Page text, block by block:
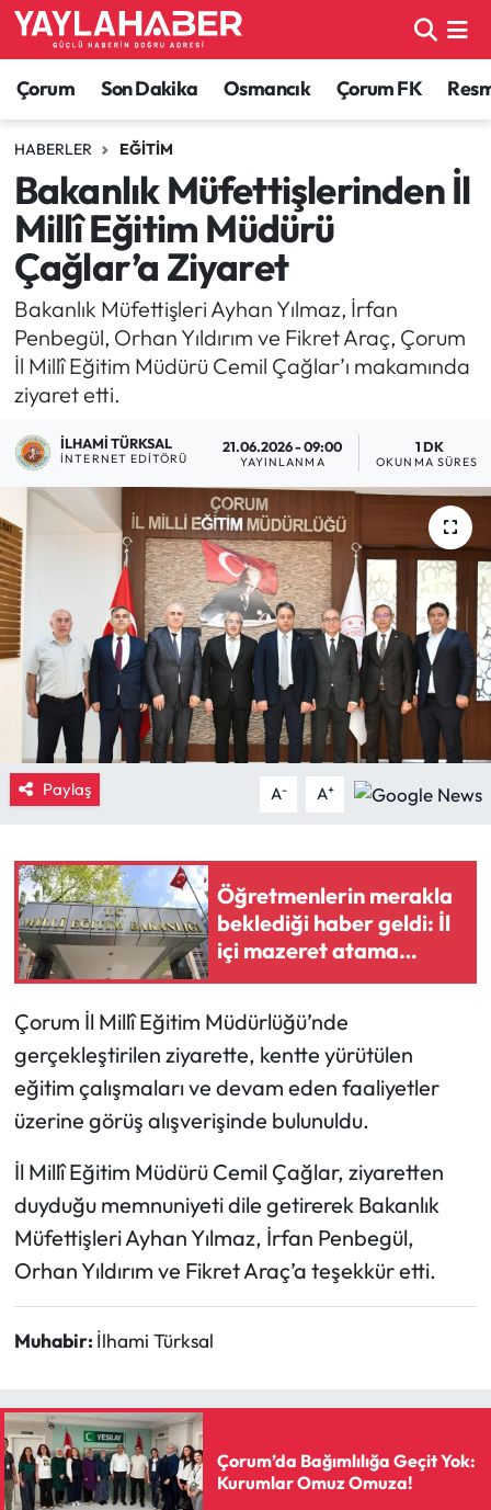
Çorum Son Dakika Osmancık Çorum FK
HABERLER EĞITIM
Bakanlık Müfettişlerinden İl
Millî Eğitim Müdürü
Çağlar’a Ziyaret
Bakanlık Müfettişleri Ayhan Yılmaz, İrfan
Penbegül, Orhan Yıldırım ve Fikret Araç, Çorum
İl Millî Eğitim Müdürü Cemil Çağlar’ı makamında
ziyaret etti.
İLHAMI TÜRKSAL
İNTERNET EDITÖRÜ
21.06.2026 - 09:00
YAYINLANMA
1 DK
OKUNMA SÜRESI
Paylaş A- A+
Öğretmenlerin merakla
beklediği haber geldi: İl
içi mazeret atama
sonuçları açıklandı
Çorum İl Millî Eğitim Müdürlüğü’nde
gerçekleştirilen ziyarette, kentte yürütülen
eğitim çalışmaları ve devam eden faaliyetler
üzerine görüş alışverişinde bulunuldu.
İl Millî Eğitim Müdürü Cemil Çağlar, ziyaretten
duyduğu memnuniyeti dile getirerek Bakanlık
Müfettişleri Ayhan Yılmaz, İrfan Penbegül,
Orhan Yıldırım ve Fikret Araç’a teşekkür etti.
Muhabir: İlhami Türksal
Çorum’da Bağımlılığa Geçit Yok:
Kurumlar Omuz Omuza!
Alaca Haberleri
Bayat Haberleri
Bilgi - Keşfet Haberleri
Bilim ve Teknoloji
Boğazkale Haberleri
Çorum Haberleri
Eğitim
Ekonomi
Güncel
İskilip Haberleri
Kargı Haberleri
Kimdir?
Kültür Sanat
Laçin Haberleri
Magazin
Mecitözü Haberleri
Oğuzlar Haberleri
Osmancık Haberleri
Otomotiv
Resmi İlan
Sağlık
Siyaset
Çorum Nöbetçi Eczaneler
Çorum Hava Durumu
Çorum Namaz Vakitleri
Çorum Trafik Yoğunluk Haritası
TFF 1.Lig Puan Durumu ve Fikstür
Tüm Manşetler